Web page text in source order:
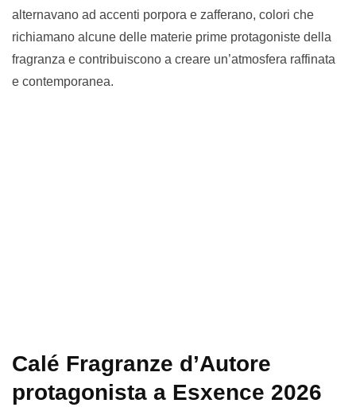
alternavano ad accenti porpora e zafferano, colori che
richiamano alcune delle materie prime protagoniste della
fragranza e contribuiscono a creare un’atmosfera raffinata
e contemporanea.
Calé Fragranze d’Autore
protagonista a Esxence 2026